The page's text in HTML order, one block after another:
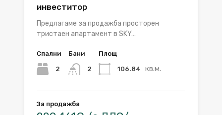
инвеститор
Предлагаме за продажба просторен
тристаен апартамент в SKY…
Спални
2
Бани
2
Площ
106.84 кв.м.
За продажба